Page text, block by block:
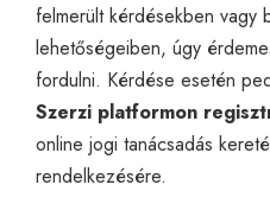
felmerült kérdésekben vagy
lehetőségeiben, úgy
fordulni. Kérdése esetén
Szerzi platformon
online jogi tanácsadás
rendelkezésére.